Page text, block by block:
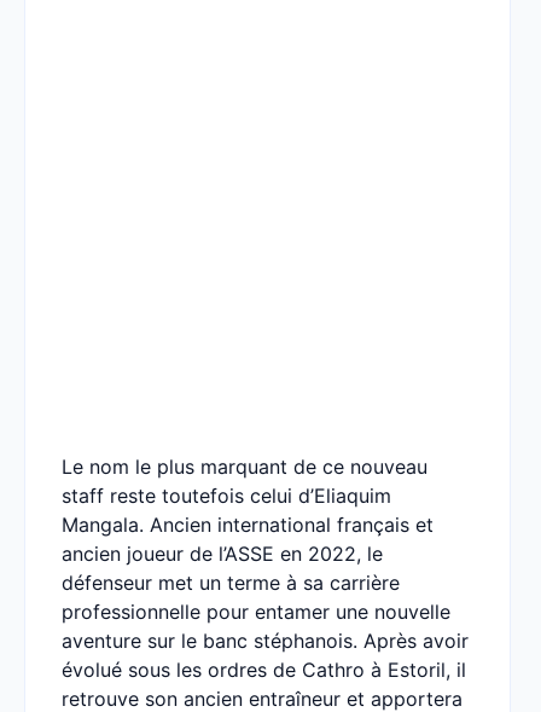
Le nom le plus marquant de ce nouveau
staff reste toutefois celui d’Eliaquim
Mangala. Ancien international français et
ancien joueur de l’ASSE en 2022, le
défenseur met un terme à sa carrière
professionnelle pour entamer une nouvelle
aventure sur le banc stéphanois. Après avoir
évolué sous les ordres de Cathro à Estoril, il
retrouve son ancien entraîneur et apportera